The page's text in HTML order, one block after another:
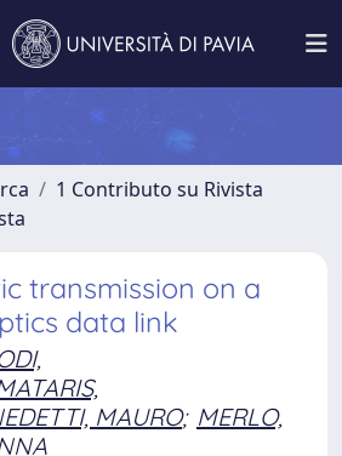
1 Contributo su Rivista
transmission on a
data link
MAURO; MERLO,